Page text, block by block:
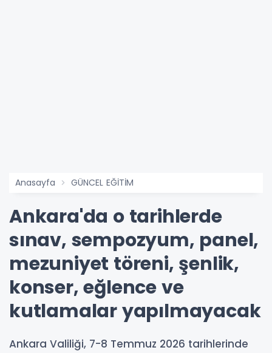
Anasayfa GÜNCEL EĞİTİM
Ankara'da o tarihlerde
sınav, sempozyum, panel,
mezuniyet töreni, şenlik,
konser, eğlence ve
kutlamalar yapılmayacak
Ankara Valiliği, 7-8 Temmuz 2026 tarihlerinde